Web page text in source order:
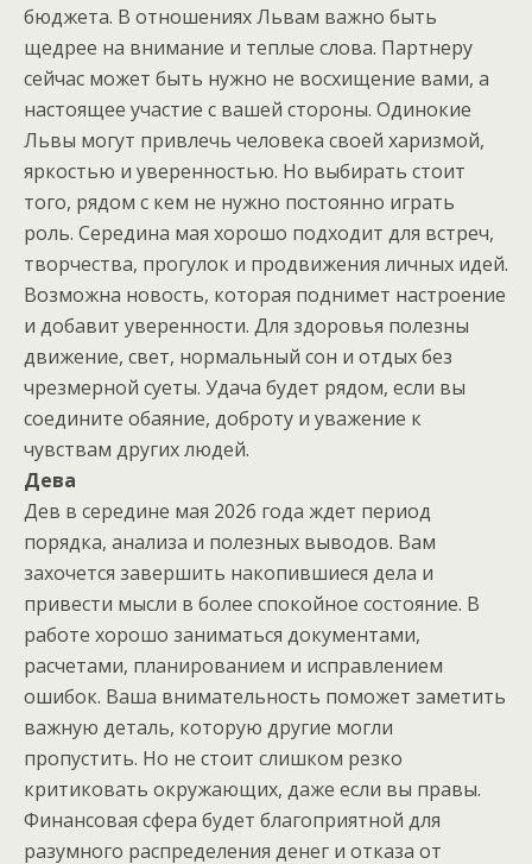
бюджета. В отношениях Львам важно быть
щедрее на внимание и теплые слова. Партнеру
сейчас может быть нужно не восхищение вами, а
настоящее участие с вашей стороны. Одинокие
Львы могут привлечь человека своей харизмой,
яркостью и уверенностью. Но выбирать стоит
того, рядом с кем не нужно постоянно играть
роль. Середина мая хорошо подходит для встреч,
творчества, прогулок и продвижения личных идей.
Возможна новость, которая поднимет настроение
и добавит уверенности. Для здоровья полезны
движение, свет, нормальный сон и отдых без
чрезмерной суеты. Удача будет рядом, если вы
соедините обаяние, доброту и уважение к
чувствам других людей.
Дева
Дев в середине мая 2026 года ждет период
порядка, анализа и полезных выводов. Вам
захочется завершить накопившиеся дела и
привести мысли в более спокойное состояние. В
работе хорошо заниматься документами,
расчетами, планированием и исправлением
ошибок. Ваша внимательность поможет заметить
важную деталь, которую другие могли
пропустить. Но не стоит слишком резко
критиковать окружающих, даже если вы правы.
Финансовая сфера будет благоприятной для
разумного распределения денег и отказа от